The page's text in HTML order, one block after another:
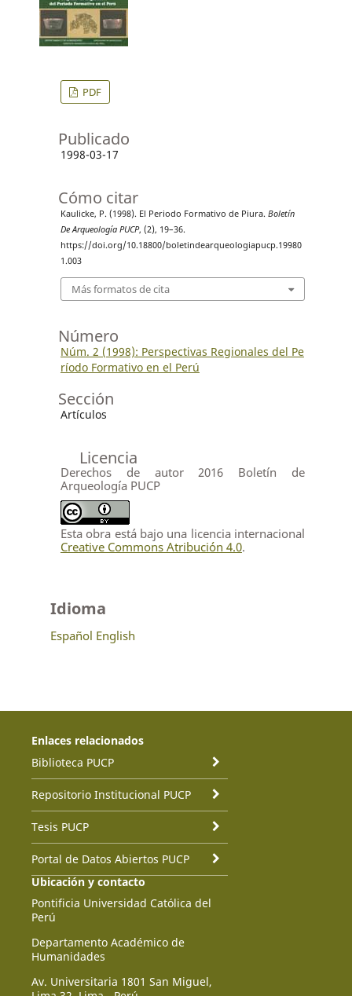
PDF
Publicado
1998-03-17
Cómo citar
Kaulicke, P. (1998). El Periodo Formativo de Piura. Boletín
De Arqueología PUCP, (2), 19–36.
https://doi.org/10.18800/boletindearqueologiapucp.19980
1.003
Más formatos de cita
Número
Núm. 2 (1998): Perspectivas Regionales del Pe
ríodo Formativo en el Perú
Sección
Artículos
Licencia
Derechos de autor 2016 Boletín de
Arqueología PUCP
Esta obra está bajo una licencia internacional
Creative Commons Atribución 4.0.
Idioma
Español English
Enlaces relacionados
Biblioteca PUCP
Repositorio Institucional PUCP
Tesis PUCP
Portal de Datos Abiertos PUCP
Ubicación y contacto
Pontificia Universidad Católica del
Perú
Departamento Académico de
Humanidades
Av. Universitaria 1801 San Miguel,